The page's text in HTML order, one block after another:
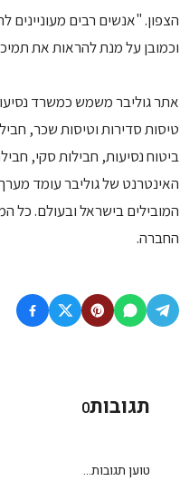
הצפון. "אנשים רבים
וכמובן על מנת להראות את
אתר גוליבר משמש כמשרד
טיסות סדירות וטיסות שכר,
ביטוח נסיעות, חבילות סקי,
האינטרנט של גוליבר עומד
המובילים בישראל ובעולם. כל
החברה.
תגובות0
טוען תגובות...